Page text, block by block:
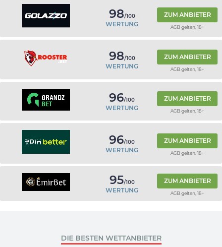
98/100
WERTUNG
ZUM ANBIETER
AGB gelten, 18+
98/100
WERTUNG
ZUM ANBIETER
AGB gelten, 18+
96/100
WERTUNG
ZUM ANBIETER
AGB gelten, 18+
96/100
WERTUNG
ZUM ANBIETER
AGB gelten, 18+
95/100
WERTUNG
ZUM ANBIETER
AGB gelten, 18+
DIE BESTEN WETTANBIETER